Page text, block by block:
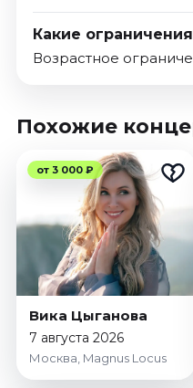
Какие
Возрастное
Похожие
от 3 000 ₽
Вика Цыганова
7 августа 2026
Москва, Magnus Locus